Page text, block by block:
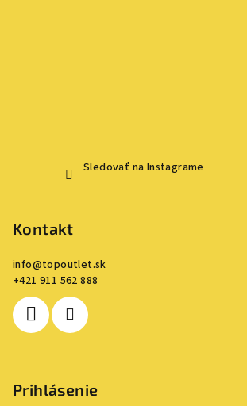
Sledovať na Instagrame
Kontakt
info@topoutlet.sk
+421 911 562 888
Prihlásenie